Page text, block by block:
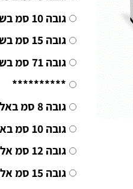
גובה 8 סמ בשחור מט
גובה 10 סמ בשחור
גובה 15 סמ בשחור
גובה 71 סמ בשחור
**********
גובה 8 סמ באלומיניום
גובה 10 סמ באלומיניום
גובה 12 סמ אלומיניום